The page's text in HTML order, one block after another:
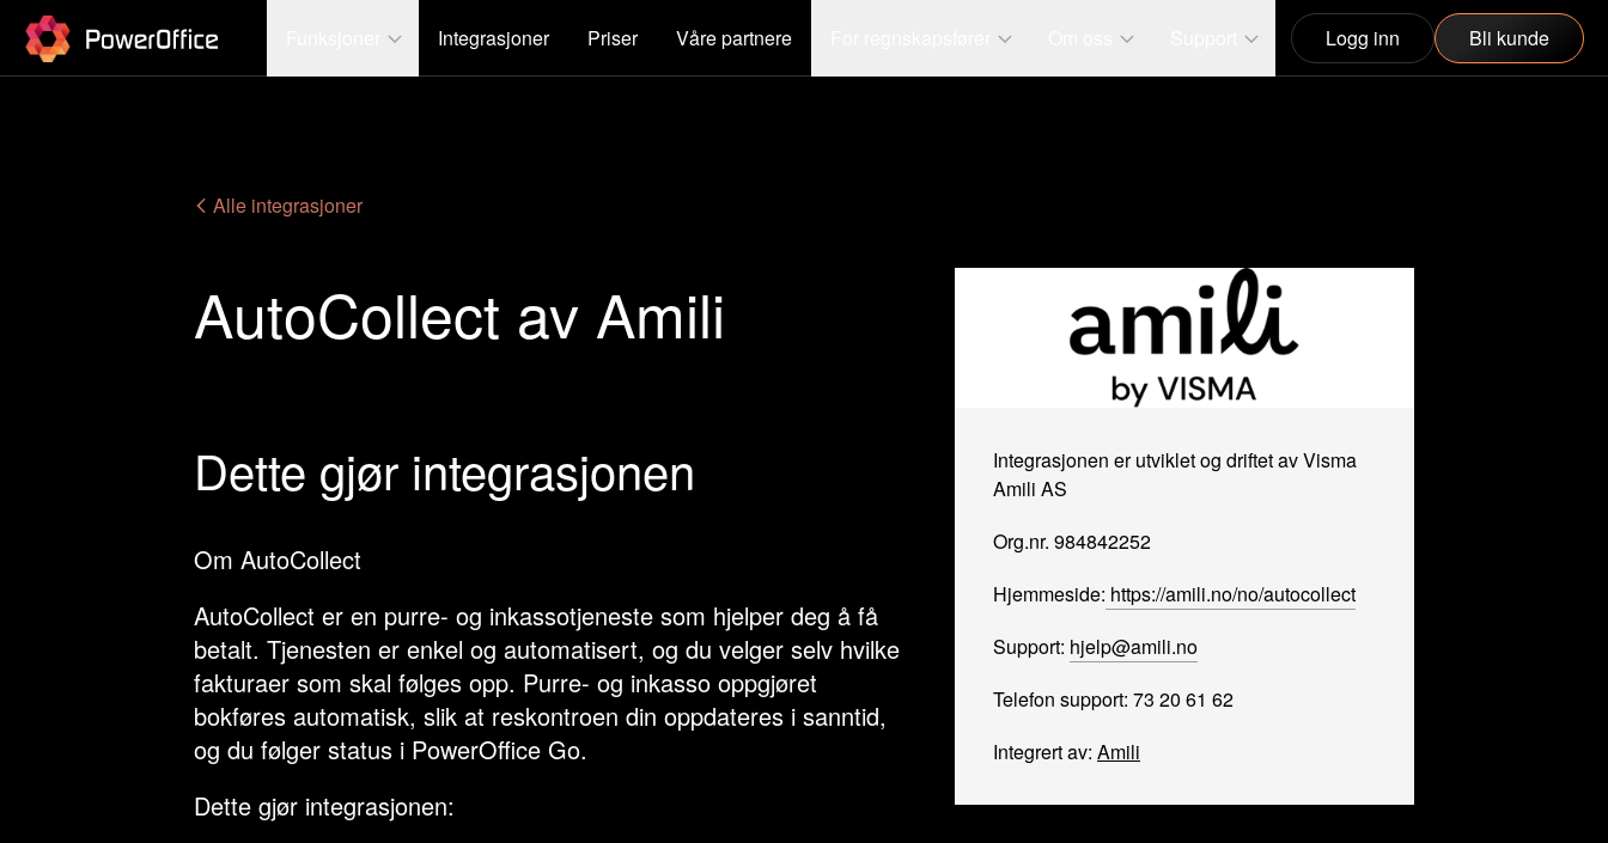
PowerOffice
Logg inn Bli kunde
Integrasjoner Priser Våre partnere
Alle integrasjoner
AutoCollect av Amili
Dette gjør integrasjonen
Om AutoCollect
AutoCollect er en purre- og inkassotjeneste som hjelper deg å få
betalt. Tjenesten er enkel og automatisert, og du velger selv hvilke
fakturaer som skal følges opp. Purre- og inkasso oppgjøret
bokføres automatisk, slik at reskontroen din oppdateres i sanntid,
og du følger status i PowerOffice Go.
Dette gjør integrasjonen:
Integrasjonen er utviklet og driftet av Visma
Amili AS
Org.nr. 984842252
Hjemmeside: https://amili.no/no/autocollect
Support: hjelp@amili.no
Telefon support: 73 20 61 62
Integrert av: Amili